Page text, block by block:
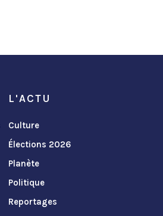
L'ACTU
Culture
Élections 2026
Planète
Politique
Reportages